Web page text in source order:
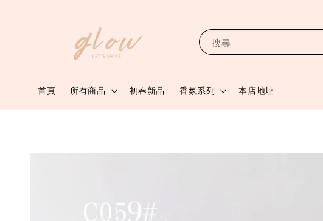
搜尋
首頁 所有商品 初春新品 香氛系列 本店地址